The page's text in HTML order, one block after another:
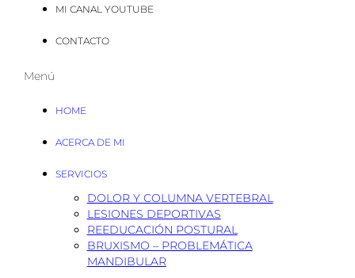
MI CANAL YOUTUBE
CONTACTO
Menú
HOME
ACERCA DE MI
SERVICIOS
DOLOR Y COLUMNA VERTEBRAL
LESIONES DEPORTIVAS
REEDUCACIÓN POSTURAL
BRUXISMO – PROBLEMÁTICA
MANDIBULAR